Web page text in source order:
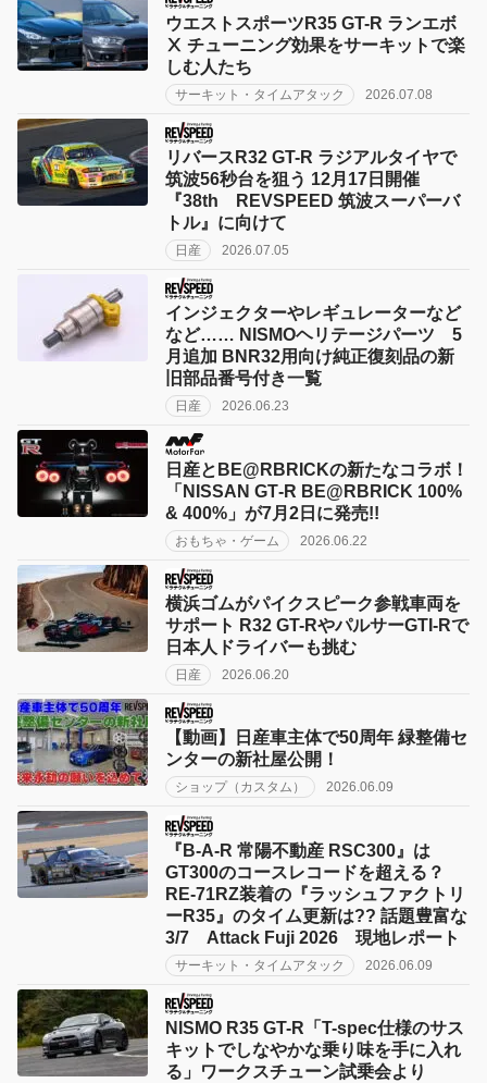
ウエストスポーツR35 GT-R ランエボ
Ⅹ チューニング効果をサーキットで楽
しむ人たち
サーキット・タイムアタック 2026.07.08
リバースR32 GT-R ラジアルタイヤで
筑波56秒台を狙う 12月17日開催
『38th REVSPEED 筑波スーパーバ
トル』に向けて
日産 2026.07.05
インジェクターやレギュレーターなど
など…… NISMOヘリテージパーツ 5
月追加 BNR32用向け純正復刻品の新
旧部品番号付き一覧
日産 2026.06.23
日産とBE@RBRICKの新たなコラボ！
「NISSAN GT‑R BE@RBRICK 100%
& 400%」が7月2日に発売!!
おもちゃ・ゲーム 2026.06.22
横浜ゴムがパイクスピーク参戦車両を
サポート R32 GT-RやパルサーGTI-Rで
日本人ドライバーも挑む
日産 2026.06.20
【動画】日産車主体で50周年 緑整備セ
ンターの新社屋公開！
ショップ（カスタム） 2026.06.09
『B-A-R 常陽不動産 RSC300』は
GT300のコースレコードを超える？
RE-71RZ装着の『ラッシュファクトリ
ーR35』のタイム更新は?? 話題豊富な
3/7 Attack Fuji 2026 現地レポート
サーキット・タイムアタック 2026.06.09
NISMO R35 GT-R「T-spec仕様のサス
キットでしなやかな乗り味を手に入れ
る」ワークスチューン試乗会より